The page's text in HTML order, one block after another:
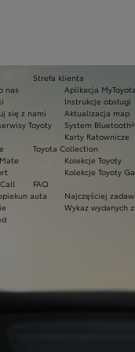
nas
się z nami
Toyoty
auta
Strefa klienta
Aplikacja MyToyota
Instrukcje obsługi
Aktualizacja map
System Bluetooth®
Karty Ratownicze
Toyota Collection
Kolekcje Toyoty
Kolekcje Toyoty
FAQ
Najczęściej
Wykaz wydanych